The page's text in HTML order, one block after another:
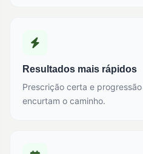
Resultados mais rápidos
Prescrição certa e
encurtam o caminho.